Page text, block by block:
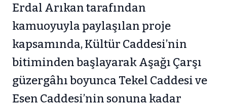
Erdal Arıkan tarafından
kamuoyuyla paylaşılan proje
kapsamında, Kültür Caddesi’nin
bitiminden başlayarak Aşağı Çarşı
güzergâhı boyunca Tekel Caddesi ve
Esen Caddesi’nin sonuna kadar